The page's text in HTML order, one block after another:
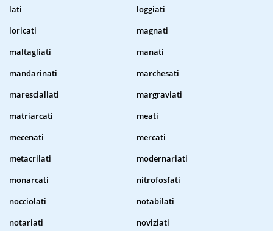
lati
loggiati
loricati
magnati
maltagliati
manati
mandarinati
marchesati
maresciallati
margraviati
matriarcati
meati
mecenati
mercati
metacrilati
modernariati
monarcati
nitrofosfati
nocciolati
notabilati
notariati
noviziati